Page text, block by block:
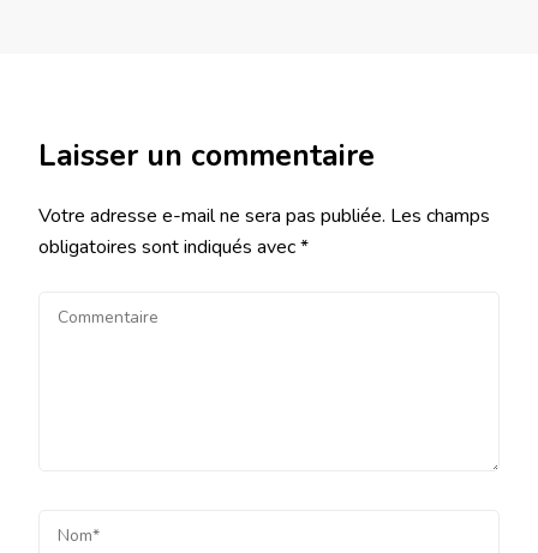
Laisser un commentaire
Votre adresse e-mail ne sera pas publiée. Les champs
obligatoires sont indiqués avec*